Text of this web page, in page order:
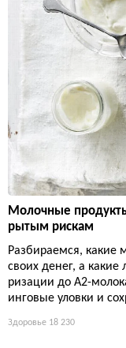
Молочные
рытым рискам
Разбираемся, какие
своих денег, а какие
ризации до А2-
инговые уловки и
Здоровье 18 230